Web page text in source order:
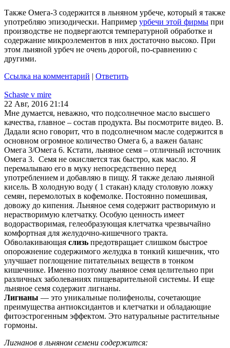
Также Омега-3 содержится в льняном урбече, который я также
употребляю эпизодически. Например урбечи этой фирмы при
производстве не подвергаются температурной обработке и
содержание микроэлементов в них достаточно высоко. При
этом льняной урбеч не очень дорогой, по-сравнению с
другими.
Ссылка на комментарий | Ответить
Schaste v mire
22 Авг, 2016 21:14
Мне думается, неважно, что подсолнечное масло высшего
качества, главное – состав продукта. Вы посмотрите видео. В.
Дадали ясно говорит, что в подсолнечном масле содержится в
основном огромное количество Омега 6, а важен баланс
Омега 3/Омега 6. Кстати, льняное семя – отличный источник
Омега 3. Семя не окисляется так быстро, как масло. Я
перемалываю его в муку непосредственно перед
употреблением и добавляю в пищу. Я также делаю льняной
кисель. В холодную воду ( 1 стакан) кладу столовую ложку
семян, перемолотых в кофемолке. Постоянно помешивая,
довожу до кипения. Льняное семя содержит растворимую и
нерастворимую клетчатку. Особую ценность имеет
водорастворимая, гелеобразующая клетчатка чрезвычайно
комфортная для желудочно-кишечного тракта.
Обволакивающая слизь предотвращает слишком быстрое
опорожнение содержимого желудка в тонкий кишечник, что
улучшает поглощение питательных веществ в тонком
кишечнике. Именно поэтому льняное семя целительно при
различных заболеваниях пищеварительной системы. И еще
льняное семя содержит лигнаны.
Лигнаны — это уникальные полифенолы, сочетающие
преимущества антиоксидантов и клетчатки и обладающие
фитоэстрогенным эффектом. Это натуральные растительные
гормоны.
Лигнанов в льняном семени содержится: